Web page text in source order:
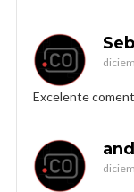
Excelente